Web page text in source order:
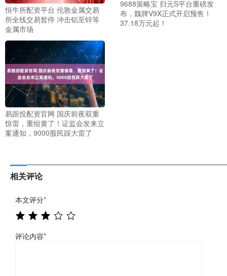
恒牛所配资平台 伦敦金属交易
所全线交易暂停 冲击铝至锌等
金属市场
9688策略宝 归元S平台重磅发
布，魏牌V9X正式开启预售！
37.18万元起！
易跟投配资官网 国庆前夜双重
惊雷，重组黄了！证监会发来立
案通知，9000股民踩大雷了
相关评论
本文评分*
评论内容*